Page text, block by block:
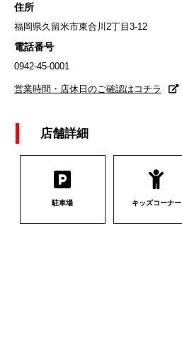
住所
福岡県久留米市東合川2丁目3-12
電話番号
0942-45-0001
営業時間・店休日のご確認はコチラ
店舗詳細
駐車場 キッズコーナー